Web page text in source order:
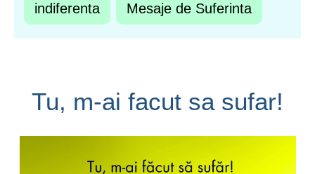
indiferenta Mesaje de Suferinta
Tu, m-ai facut sa sufar!